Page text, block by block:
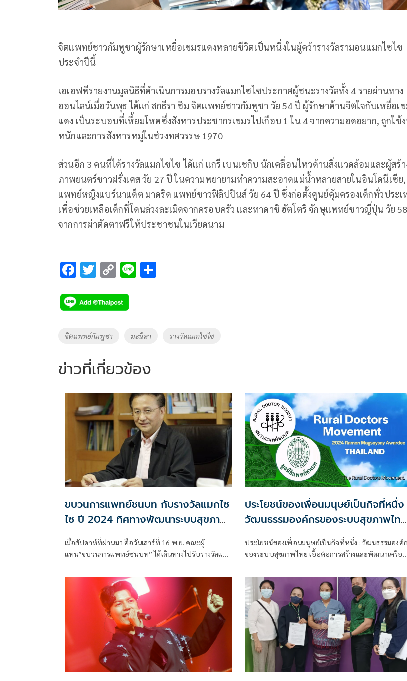
จิตแพทย์ชาวกัมพูชาผู้รักษาเหยื่อเขมรแดงหลายชีวิตเป็นหนึ่งในผู้คว้ารางวัลรามอนแมกไซไซ
ประจำปีนี้
เอเอฟพีรายงานมูลนิธิที่ดำเนินการมอบรางวัลแมกไซไซประกาศผู้ชนะรางวัลทั้ง 4 รายผ่านทาง
ออนไลน์เมื่อวันพุธ ได้แก่ สกธีรา ชิม จิตแพทย์ชาวกัมพูชา วัย 54 ปี ผู้รักษาด้านจิตใจกับเหยื่อเข
แดง เป็นระบอบที่เหี้ยมโหดซึ่งสังหารประชากรเขมรไปเกือบ 1 ใน 4 จากความอดอยาก, ถูกใช้
หนักและการสังหารหมู่ในช่วงทศวรรษ 1970
ส่วนอีก 3 คนที่ได้รางวัลแมกไซไซ ได้แก่ แกรี เบนเชกิบ นักเคลื่อนไหวด้านสิ่งแวดล้อมและผู้สร้า
ภาพยนตร์ชาวฝรั่งเศส วัย 27 ปี ในความพยายามทำความสะอาดแม่น้ำหลายสายในอินโดนีเซีย,
แพทย์หญิงแบร์นาแด็ต มาดริด แพทย์ชาวฟิลิปปินส์ วัย 64 ปี ซึ่งก่อตั้งศูนย์คุ้มครองเด็กทั่วประเ
เพื่อช่วยเหลือเด็กที่โดนล่วงละเมิดจากครอบครัว และทาดาชิ ฮัตโตริ จักษุแพทย์ชาวญี่ปุ่น วัย
จากการผ่าตัดตาฟรีให้ประชาชนในเวียดนาม
F
e
b
o
k
T
tt
er
C
p
y
k
Li
Tags
จิตแพทย์กัมพูชา มะนิลา รางวัลแมกไซไซ
ข่าวที่เกี่ยวข้อง
ขบวนการแพทย์ชนบท กับรางวัลแมกไซ
ไซ ปี 2024 ทิศทางพัฒนาระบบสุขภาพ
ไทย
เมื่อสัปดาห์ที่ผ่านมา คือวันเสาร์ที่ 16 พ.ย. คณะผู้
แทน”ขบวนการแพทย์ชนบท” ได้เดินทางไปรับรางวัลแมก
ประโยชน์ของเพื่อนมนุษย์เป็นกิจที่หนึ่ง
วัฒนธรรมองค์กรของระบบสุขภาพไทย
เอื้อต่อการสร้างและพัฒนาเครือข่าย
แพทย์ชนบท
ประโยชน์ของเพื่อนมนุษย์เป็นกิจที่หนึ่ง : วัฒนธรรมองค์
ของระบบสุขภาพไทย เอื้อต่อการสร้างและพัฒนาเครือ